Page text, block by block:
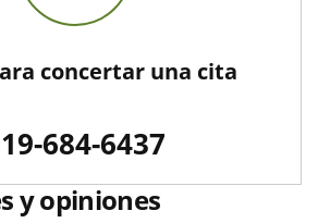
concertar una cita
684-6437
y opiniones